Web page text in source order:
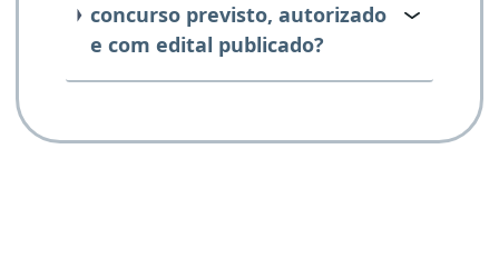
concurso previsto, autorizado
e com edital publicado?